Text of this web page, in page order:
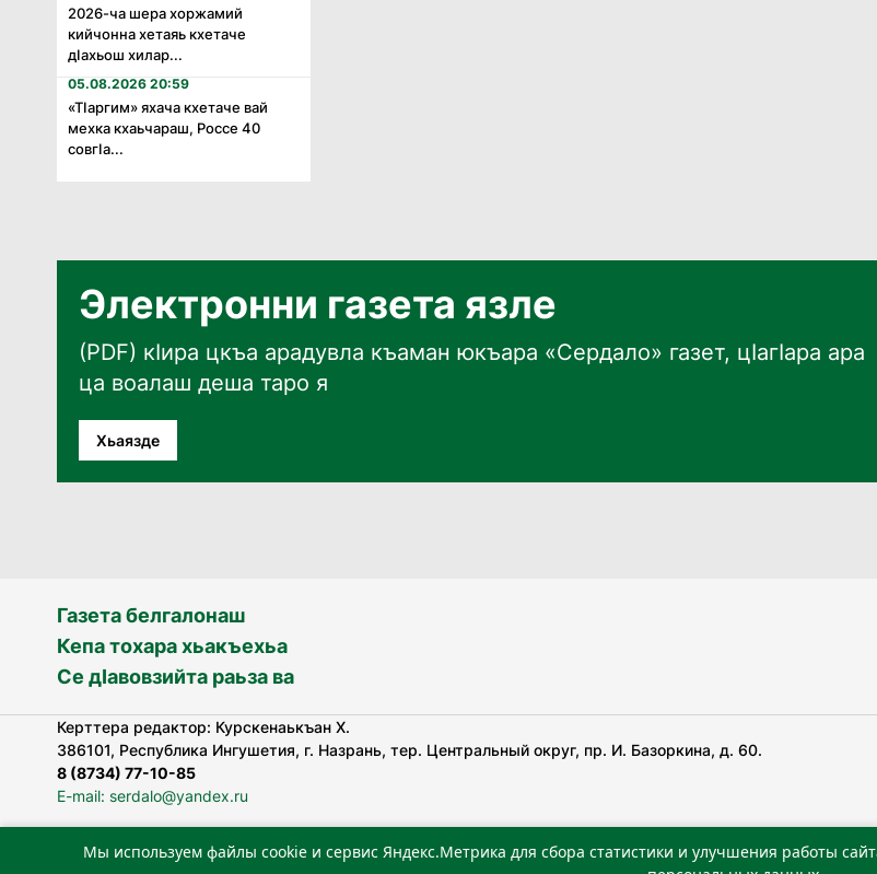
2026-ча шера хоржамий
кийчонна хетаяь кхетаче
дӏахьош хилар...
05.08.2026 20:59
«Тӏаргим» яхача кхетаче вай
мехка кхаьчараш, Россе 40
совгӏа...
Электронни газета язле
(PDF) кӀира цкъа арадувла къаман юкъара «Сердало» газет, цӀагӀара ара
ца воалаш деша таро я
Хьаязде
Газета белгалонаш
Кепа тохара хьакъехьа
Се дӀавовзийта раьза ва
Керттера редактор: Курскенаькъан Х.
386101, Республика Ингушетия, г. Назрань, тер. Центральный округ, пр. И. Базоркина, д. 60.
8 (8734) 77-10-85
E-mail: serdalo@yandex.ru
«Сердало» газета арадувлар чIоагIдаьд бувзамеи, хоам беча гIирсаштеи, цар дуккхача тайпаштеи
Мы используем файлы cookie и сервис Яндекс.Метрика для сбора статистики и улучшения работы